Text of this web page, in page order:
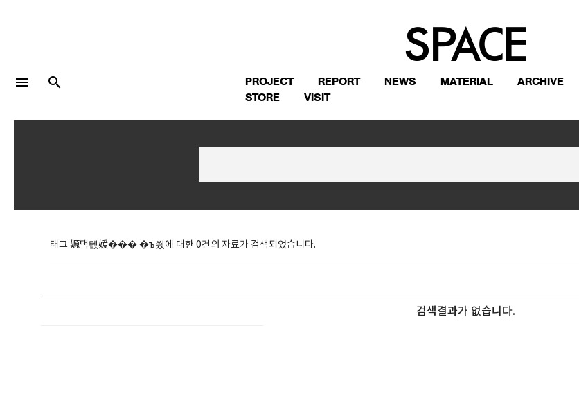
Twitter 로그인
menu search PROJECT REPORT NEWS MATERIAL ARCHIVE
STORE
VISIT
태그 嫄댁텞媛��� �ъ쑀에 대한 0건의 자료가 검색되었습니다.
검색결과가 없습니다.